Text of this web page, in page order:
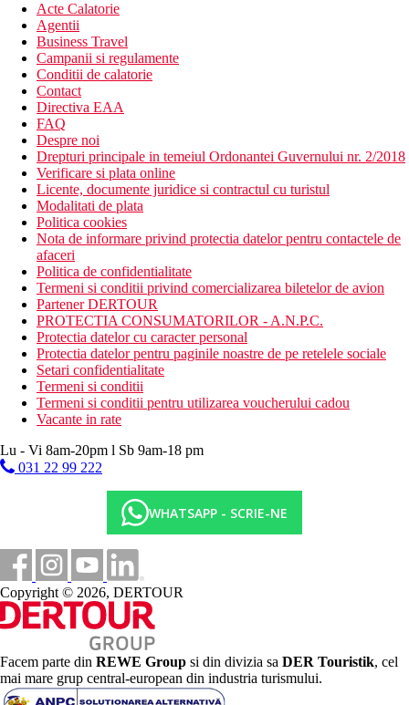
inchirieri auto
doctor
coafeza
3 piscine (sezlonguri, umbrele si prosoape gratuite)
terasa pentru plaja
piscina interioara
piscina pentru copii
mini club
loc de joaca
Descrierea plajei
nisipos (pietricele la intrarea in mare)
sezlonguri, umbrele si prosoape gratuite
bar pe plaja
Wi-Fi (gratuit)
plaja este legata de statiune printr-un pasaj subteran (tunel)
care duce de la piscina hotelului
transfer gratuit cu autobuzul de la hotel la plaja
Activitati sportive gratuite
muzica live
petrecere cu spuma
petrecere la piscina
volei pe plaja
tenis de masa
aerobic pe pas
bocce
fotbal de plaja
mini golf
bowling
jocuri de carti
biliard
hochei de masa
baie turceasca
sauna
aburi
Activitati contra cost
Acte Calatorie
Agentii
Business Travel
Campanii si regulamente
Conditii de calatorie
Contact
Directiva EAA
FAQ
Despre noi
Drepturi principale in temeiul Ordonantei Guvernului nr. 2/2018
Verificare si plata online
Licente, documente juridice si contractul cu turistul
Modalitati de plata
Politica cookies
Nota de informare privind protectia datelor pentru contactele de
afaceri
Politica de confidentialitate
Termeni si conditii privind comercializarea biletelor de avion
Partener DERTOUR
PROTECTIA CONSUMATORILOR - A.N.P.C.
Protectia datelor cu caracter personal
Protectia datelor pentru paginile noastre de pe retelele sociale
Setari confidentialitate
Termeni si conditii
Termeni si conditii pentru utilizarea voucherului cadou
Vacante in rate
Lu - Vi 8am-20pm l Sb 9am-18 pm
031 22 99 222
WHATSAPP - SCRIE-NE
Copyright © 2026, DERTOUR
Facem parte din REWE Group si din divizia sa DER Touristik, cel
mai mare grup central-european din industria turismului.